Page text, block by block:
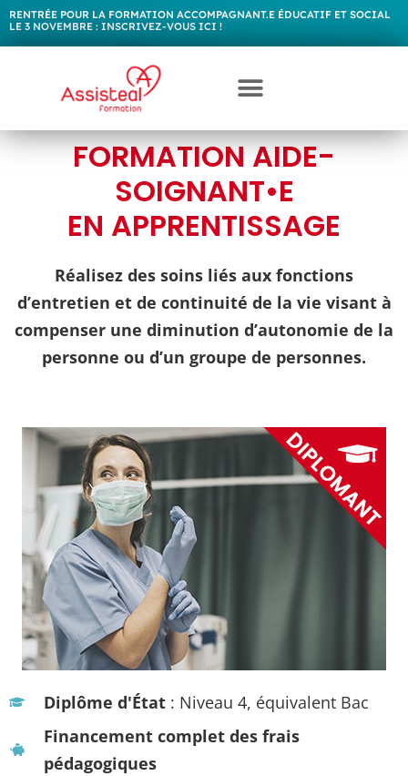
RENTRÉE POUR LA FORMATION ACCOMPAGNANT.E ÉDUCATIF ET SOCIAL
LE 3 NOVEMBRE : INSCRIVEZ-VOUS ICI !
FORMATION AIDE-
SOIGNANT•E
EN APPRENTISSAGE
Réalisez des soins liés aux fonctions
d’entretien et de continuité de la vie visant à
compenser une diminution d’autonomie de la
personne ou d’un groupe de personnes.
Diplôme d'État: Niveau 4, équivalent Bac
Financement complet des frais
pédagogiques